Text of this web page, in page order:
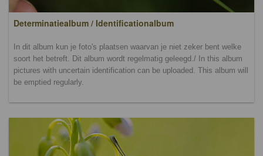
Determinatiealbum / Identificationalbum
In dit album kun je foto's plaatsen waarvan je niet zeker bent welke
soort het betreft. Dit album wordt regelmatig geleegd./ In this album
pictures with uncertain identification can be uploaded. This album will
be emptied regularly.